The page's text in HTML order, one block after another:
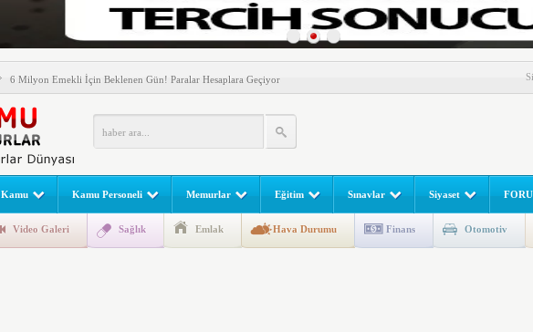
Emlak Vergisinde Yeni Dönem! Ev Sahipleri Dikkat
6 Milyon Emekli İçin Beklenen Gün! Paralar Hesaplara Geçiyor
LGS Nakil Başvurusu Nasıl Yapılır? e-Okul Adım Adım Rehber (2026)
MEB LGS 2026 SONUÇ SORGULAMA EKRANI! LGS Sınav Sonuçları MEB Tarafından
Açıklandı! Liselere Geçiş Sınavı (LGS) (meb.gov.tr) Sonuç Sorgulama Ekranı
2026 Yılı Norm Güncellemeleri Başladı! Öğretmenler Nelere Dikkat Etmeli?
E-Devlet Unutulan Para Sorgulaması Başladı: Unuttuğunuz Paralar Ortaya Çıkabilir, Mirasçıları
Kamu Kamu Personeli Memurlar Eğitim Sınavlar Siyaset
Video Galeri Sağlık Emlak Hava Durumu Finans Otomotiv